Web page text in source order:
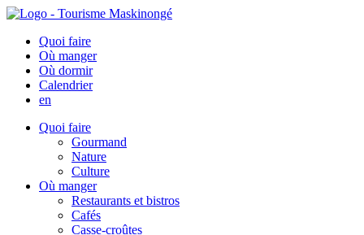
Quoi faire
Où manger
Où dormir
Calendrier
en
Quoi faire
Gourmand
Nature
Culture
Où manger
Restaurants et bistros
Cafés
Casse-croûtes